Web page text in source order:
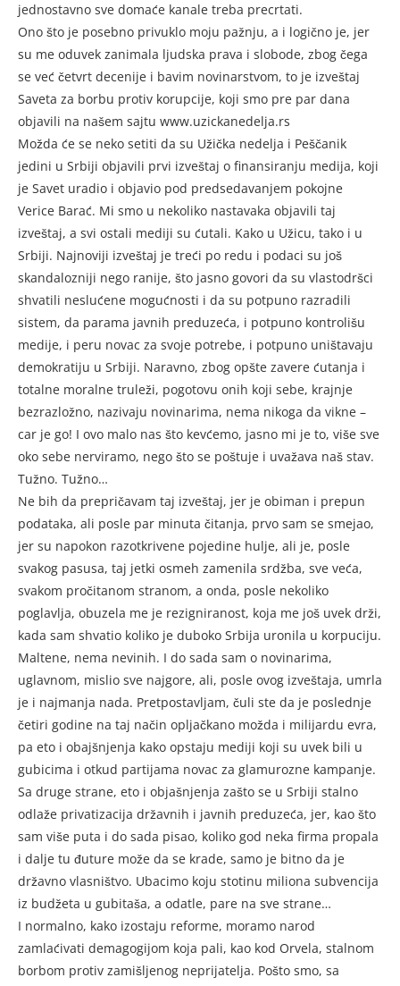
jednostavno sve domaće kanale treba precrtati.
Ono što je posebno privuklo moju pažnju, a i logično je, jer
su me oduvek zanimala ljudska prava i slobode, zbog čega
se već četvrt decenije i bavim novinarstvom, to je izveštaj
Saveta za borbu protiv korupcije, koji smo pre par dana
objavili na našem sajtu www.uzickanedelja.rs
Možda će se neko setiti da su Užička nedelja i Peščanik
jedini u Srbiji objavili prvi izveštaj o finansiranju medija, koji
je Savet uradio i objavio pod predsedavanjem pokojne
Verice Barać. Mi smo u nekoliko nastavaka objavili taj
izveštaj, a svi ostali mediji su ćutali. Kako u Užicu, tako i u
Srbiji. Najnoviji izveštaj je treći po redu i podaci su još
skandalozniji nego ranije, što jasno govori da su vlastodršci
shvatili neslućene mogućnosti i da su potpuno razradili
sistem, da parama javnih preduzeća, i potpuno kontrolišu
medije, i peru novac za svoje potrebe, i potpuno uništavaju
demokratiju u Srbiji. Naravno, zbog opšte zavere ćutanja i
totalne moralne truleži, pogotovu onih koji sebe, krajnje
bezrazložno, nazivaju novinarima, nema nikoga da vikne –
car je go! I ovo malo nas što kevćemo, jasno mi je to, više sve
oko sebe nerviramo, nego što se poštuje i uvažava naš stav.
Tužno. Tužno…
Ne bih da prepričavam taj izveštaj, jer je obiman i prepun
podataka, ali posle par minuta čitanja, prvo sam se smejao,
jer su napokon razotkrivene pojedine hulje, ali je, posle
svakog pasusa, taj jetki osmeh zamenila srdžba, sve veća,
svakom pročitanom stranom, a onda, posle nekoliko
poglavlja, obuzela me je rezigniranost, koja me još uvek drži,
kada sam shvatio koliko je duboko Srbija uronila u korpuciju.
Maltene, nema nevinih. I do sada sam o novinarima,
uglavnom, mislio sve najgore, ali, posle ovog izveštaja, umrla
je i najmanja nada. Pretpostavljam, čuli ste da je poslednje
četiri godine na taj način opljačkano možda i milijardu evra,
pa eto i obajšnjenja kako opstaju mediji koji su uvek bili u
gubicima i otkud partijama novac za glamurozne kampanje.
Sa druge strane, eto i objašnjenja zašto se u Srbiji stalno
odlaže privatizacija državnih i javnih preduzeća, jer, kao što
sam više puta i do sada pisao, koliko god neka firma propala
i dalje tu đuture može da se krade, samo je bitno da je
državno vlasništvo. Ubacimo koju stotinu miliona subvencija
iz budžeta u gubitaša, a odatle, pare na sve strane…
I normalno, kako izostaju reforme, moramo narod
zamlaćivati demagogijom koja pali, kao kod Orvela, stalnom
borbom protiv zamišljenog neprijatelja. Pošto smo, sa